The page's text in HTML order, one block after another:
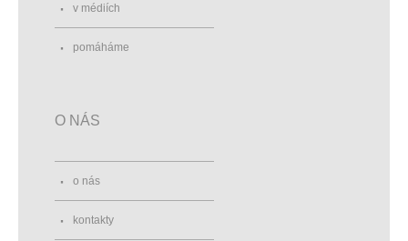
v médiích
pomáháme
O NÁS
o nás
kontakty